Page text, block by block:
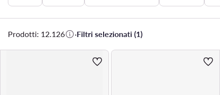
Prodotti: 12.126 ·Filtri selezionati (1)